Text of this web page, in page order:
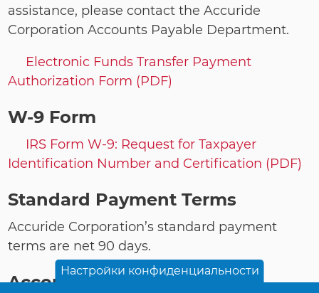
assistance, please contact the Accuride
Corporation Accounts Payable Department.
Electronic Funds Transfer Payment
Authorization Form (PDF)
W-9 Form
IRS Form W-9: Request for Taxpayer
Identification Number and Certification (PDF)
Standard Payment Terms
Accuride Corporation’s standard payment
terms are net 90 days.
Accounts Payable Contacts
Настройки конфиденциальности